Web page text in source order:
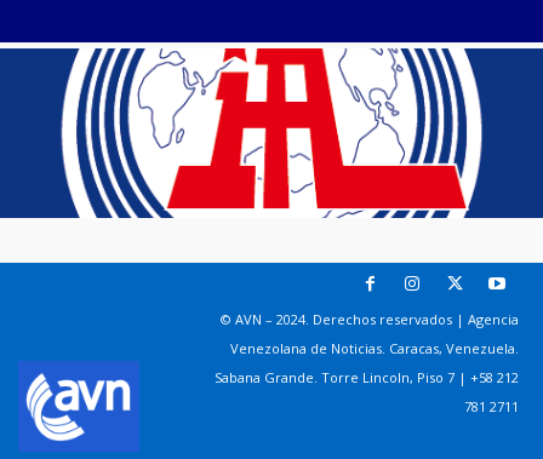
© AVN – 2024. Derechos reservados | Agencia
Venezolana de Noticias. Caracas, Venezuela.
Sabana Grande. Torre Lincoln, Piso 7 | +58 212
781 2711